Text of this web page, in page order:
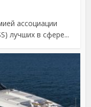
ассоциации
лучших в сфере...